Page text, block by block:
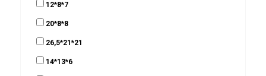
12*8*7
20*8*8
26,5*21*21
14*13*6